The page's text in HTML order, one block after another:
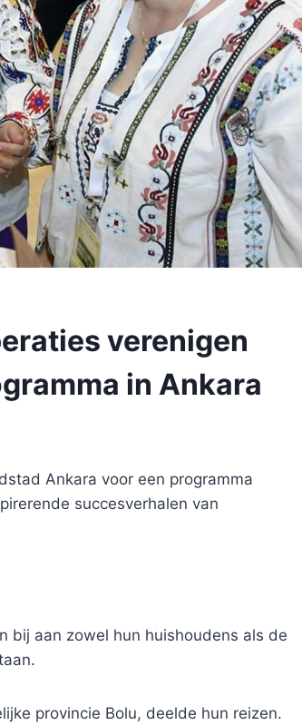
verenigen
in Ankara
Ankara voor een programma
succesverhalen van
bij aan zowel hun huishoudens als de
provincie Bolu, deelde hun reizen.